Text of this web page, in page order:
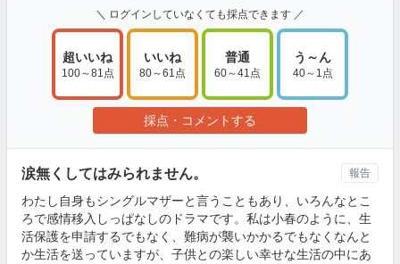
＼ ログインしていなくても採点できます ／
超いいね
100～81点
いいね
80～61点
普通
60～41点
う～ん
40～1点
採点・コメントする
涙無くしてはみられません。
わたし自身もシングルマザーと言うこともあり、いろんなとこ
ろで感情移入しっぱなしのドラマです。私は小春のように、生
活保護を申請するでもなく、難病が襲いかかるでもなくなんと
か生活を送っていますが、子供との楽しい幸せな生活の中にあ
報告